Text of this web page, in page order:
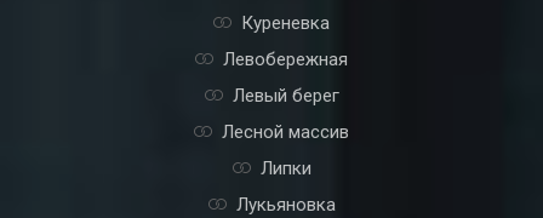
Куреневка
Левобережная
Левый берег
Лесной массив
Липки
Лукьяновка